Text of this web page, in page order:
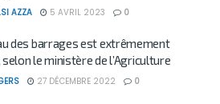
AZZA 5 AVRIL 2023 0
des barrages est extrêmement
le ministère de l’Agriculture
27 DÉCEMBRE 2022 0